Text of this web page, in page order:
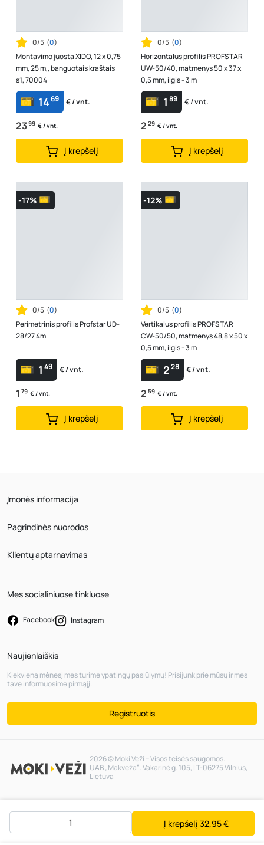
Į krepšelį 32,95 €
0/5 (0)
Montavimo juosta XIDO, 12 x 0,75
mm, 25 m,, banguotais kraštais
s1, 70004
1469 € / vnt.
2399 € / vnt.
Į krepšelį
0/5 (0)
Horizontalus profilis PROFSTAR
UW-50/40, matmenys 50 x 37 x
0,5 mm, ilgis - 3 m
1 89 € / vnt.
2 29 € / vnt.
Į krepšelį
-17%
0/5 (0)
Perimetrinis profilis Profstar UD-
28/27 4m
1 49 € / vnt.
1 79 € / vnt.
Į krepšelį
-12%
0/5 (0)
Vertikalus profilis PROFSTAR
CW-50/50, matmenys 48,8 x 50 x
0,5 mm, ilgis - 3 m
228 € / vnt.
2 59 € / vnt.
Į krepšelį
Įmonės informacija
Pagrindinės nuorodos
Klientų aptarnavimas
Mes socialiniuose tinkluose
Facebook Instagram
Naujienlaiškis
Kiekvieną mėnesį mes turime ypatingų pasiūlymų! Prisijunk prie mūsų ir mes
tave informuosime pirmąjį.
Registruotis
2026 © Moki Veži – Visos teisės saugomos.
UAB „Makveža“. Vakarinė g. 105, LT-06275 Vilnius,
Lietuva